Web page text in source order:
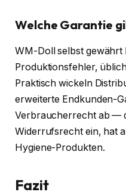
Welche Garantie
WM-Doll selbst
Produktionsfehler,
Praktisch wickeln
erweiterte Endkunden-
Verbraucherrecht ab —
Widerrufsrecht ein, hat
Hygiene-Produkten.
Fazit